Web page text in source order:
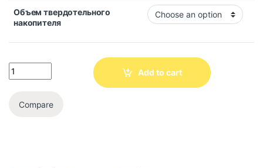
Объем твердотельного
накопителя
Add to cart
Compare